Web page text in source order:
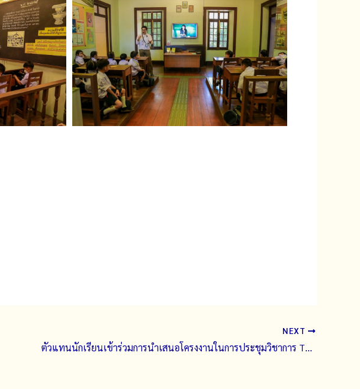
NEXT
ตัวแทนนักเรียนเข้าร่วมการนำเสนอโครงงานในการประชุมวิชาการ Thailand-Japan Student Science Fair 2025 (TJ-SSF 2025)